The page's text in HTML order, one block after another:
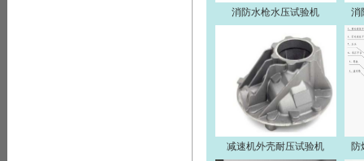
消防水枪水压试验机 消
减速机外壳耐压试验机 防